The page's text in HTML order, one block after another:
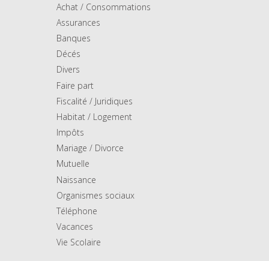
Achat / Consommations
Assurances
Banques
Décés
Divers
Faire part
Fiscalité / Juridiques
Habitat / Logement
Impôts
Mariage / Divorce
Mutuelle
Naissance
Organismes sociaux
Téléphone
Vacances
Vie Scolaire